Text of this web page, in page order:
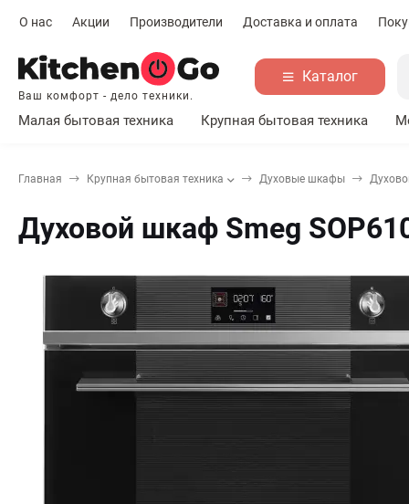
О нас Акции Производители Доставка и оплата
Ваш комфорт - дело техники.
Каталог
Малая бытовая техника Крупная бытовая техника
Главная Крупная бытовая техника Духовые шкафы
Духовой шкаф Smeg